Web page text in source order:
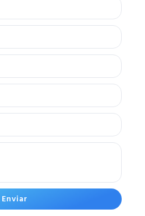
Enviar